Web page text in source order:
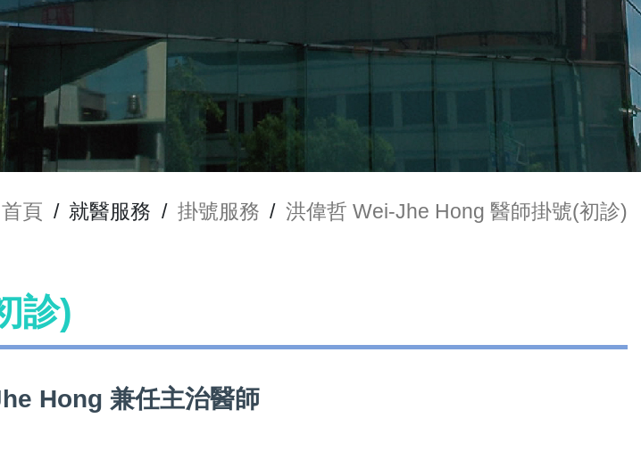
首頁 / 就醫服務 / 掛號服務 / 洪偉哲 Wei-Jhe Hong 醫師掛號(初診)
診)
Hong 兼任主治醫師